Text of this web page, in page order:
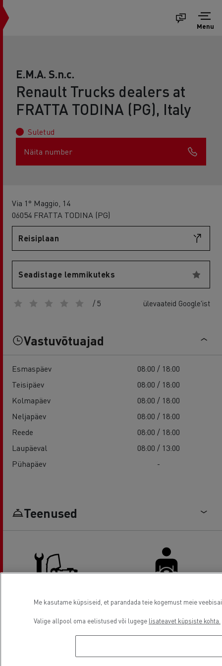
Menu
E.M.A. S.n.c.
Renault Trucks dealers at
FRATTA TODINA (PG), Italy
Suletud
Näita number
Via 1° Maggio, 14
06054 FRATTA TODINA (PG)
Reisiplaan
Seadistage lemmikuteks
/ 5 ülevaateid Google'ist
Vastuvõtuajad
Esmaspäev
08:00 / 18:00
Teisipäev
08:00 / 18:00
Kolmapäev
08:00 / 18:00
Neljapäev
08:00 / 18:00
Reede
08:00 / 18:00
Laupäeval
08:00 / 13:00
Pühapäev
-
Teenused
Truck service and repair Driver Facilities
Me kasutame küpsiseid, et parandada teie kogemust meie
Valige allpool oma eelistused või lugege lisateavet küpsiste kohta.